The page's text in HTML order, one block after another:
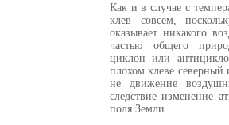
Как и в случае с
клев совсем,
оказывает никакого
частью общего
циклон или
плохом клеве
не движение
следствие изменение
поля Земли.